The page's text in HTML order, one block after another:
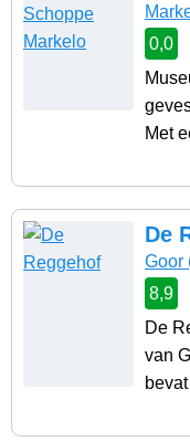
0,0
Met
De
Goor
8,9
De
van